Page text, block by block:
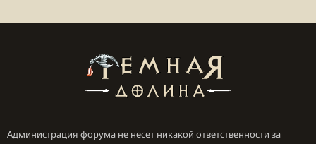
Администрация форума не несет никакой ответственности за